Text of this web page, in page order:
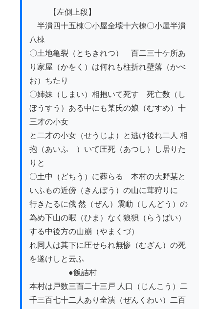
半潰四十五棟〇小屋全壊十六棟〇小屋半潰
八棟
〇土地亀裂（とちきれつ）　百二三十ケ所あ
り家屋（かをく）は何れも柱折れ壁落（かべ
お）ちたり
〇姉妹（しまい）相抱いて死す　死亡数（し
ぼうすう）ある中にも某氏の娘（むすめ）十
三才の小女
と二才の小女（せうじよ）と逃け後れ二人 相
抱（あいふゝ）いて圧死（あつし）し居りた
りと
〇土中（どちう）に葬らる　本村の大野某と
いふもの近傍（きんぼう）の山に茸狩りに
行きたるに俄 然（ぜん）震動（しんどう）の
為め下山の暇（ひま）なく狼狽（らうばい）
する中後方の山崩（やまくづ）
れ同人は其下に圧せられ無惨（むざん）の死
を遂けしと云ふ
●飯詰村
本村は戸数三百二十三戸 人口（じんこう）二
千三百七十二人あり全潰（ぜんくわい）二百